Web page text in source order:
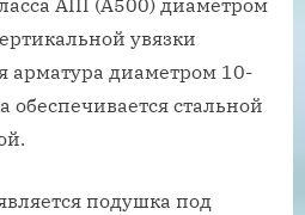
АIII (А500) диаметром
увязки
арматура диаметром 10-
обеспечивается стальной
подушка под